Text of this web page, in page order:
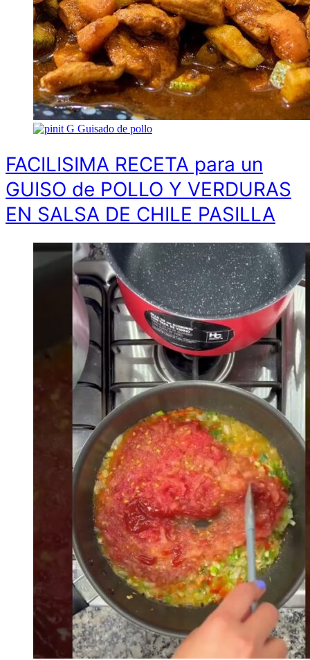
G Guisado de pollo
FACILISIMA RECETA para un
GUISO de POLLO Y VERDURAS
EN SALSA DE CHILE PASILLA